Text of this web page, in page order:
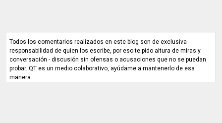
Todos los comentarios realizados en este blog son de exclusiva
responsabilidad de quien los escribe, por eso te pido altura de miras y
conversación - discusión sin ofensas o acusaciones que no se puedan
probar. QT es un medio colaborativo, ayúdame a mantenerlo de esa
manera.